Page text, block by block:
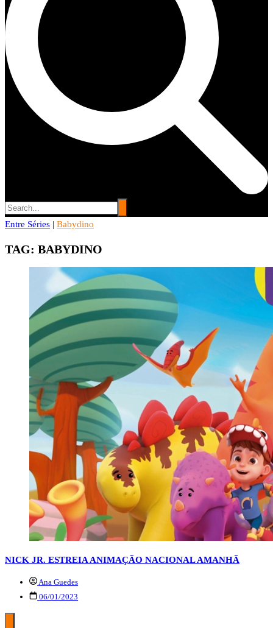
Entre Séries
Entre Séries | Babydino
TAG: BABYDINO
NICK JR. ESTREIA ANIMAÇÃO NACIONAL AMANHÃ
Ana Guedes
06/01/2023